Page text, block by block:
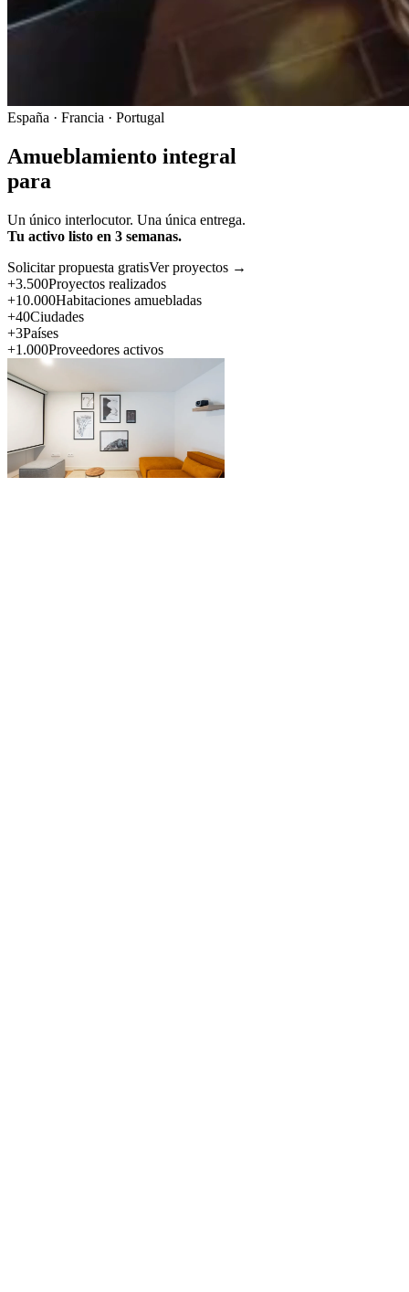
España · Francia · Portugal
Amueblamiento integral
para
Un único interlocutor. Una única entrega.
Tu activo listo en 3 semanas.
Solicitar propuesta gratisVer proyectos →
+3.500Proyectos realizados
+10.000Habitaciones amuebladas
+40Ciudades
+3Países
+1.000Proveedores activos